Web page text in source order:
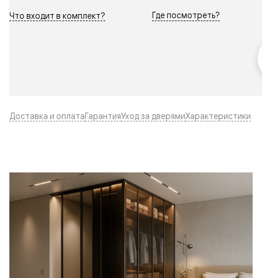
Что входит в комплект? Где посмотреть?
Доставка и оплатаГарантияУход за дверямиХарактеристики